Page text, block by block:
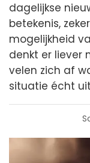
dagelijkse
betekenis,
mogelijkheid
denkt er liever
velen zich af
situatie écht